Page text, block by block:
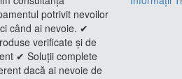
potrivit nevoilor
când ai nevoie. ✔
verificate și de
✔ Soluții complete
dacă ai nevoie de